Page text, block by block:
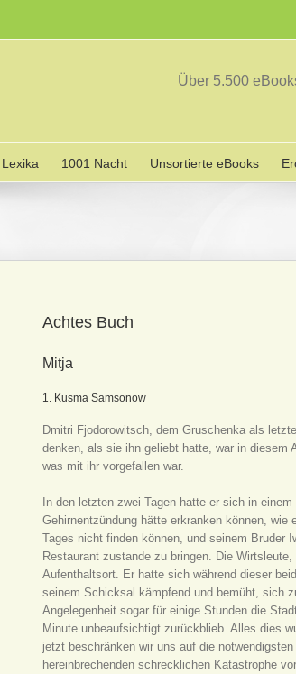
Über 5.500
Lexika 1001 Nacht Unsortierte eBooks
Achtes Buch
Mitja
1. Kusma Samsonow
Dmitri Fjodorowitsch, dem Gruschenka als
denken, als sie ihn geliebt hatte, war in diesem
was mit ihr vorgefallen war.
In den letzten zwei Tagen hatte er sich in
Gehirnentzündung hätte erkranken können,
Tages nicht finden können, und seinem Bruder
Restaurant zustande zu bringen. Die
Aufenthaltsort. Er hatte sich während dieser
seinem Schicksal kämpfend und bemüht, sich
Angelegenheit sogar für einige Stunden die
Minute unbeaufsichtigt zurückblieb. Alles dies
jetzt beschränken wir uns auf die
hereinbrechenden schrecklichen Katastrophe